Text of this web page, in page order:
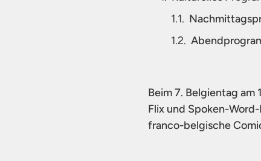
Beim 7. Belgientag
Flix und Spoken-
franco-belgische